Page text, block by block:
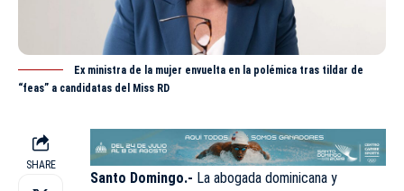
Ex ministra de la mujer envuelta en la polémica tras tildar de
“feas” a candidatas del Miss RD
SHARE
Santo Domingo.- La abogada dominicana y